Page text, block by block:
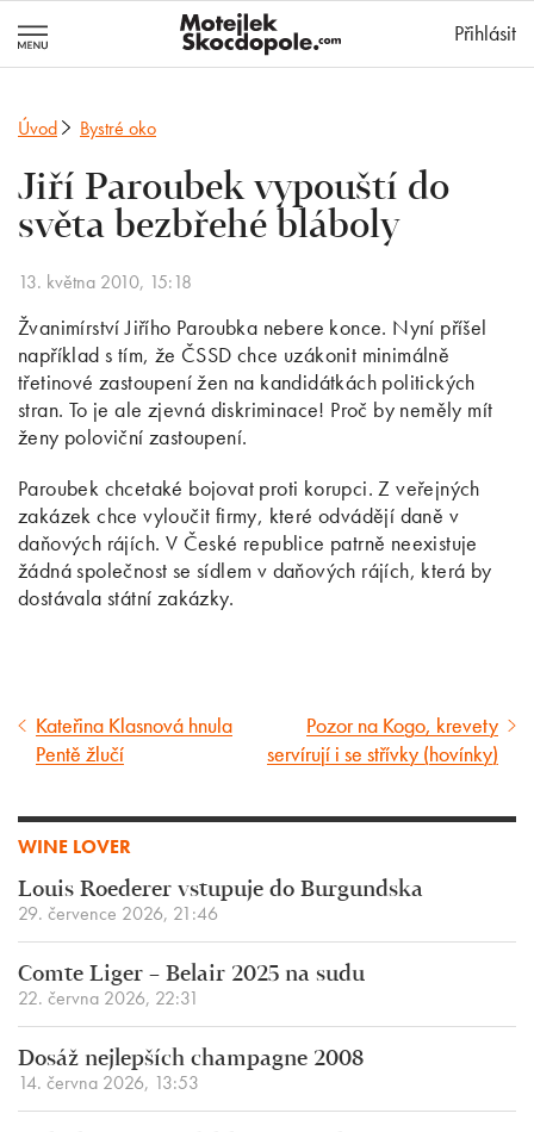
Přihlásit
Úvod Bystré oko
Jiří Paroubek vypouští do
světa bezbřehé bláboly
13. května 2010, 15:18
Žvanimírství Jiřího Paroubka nebere konce. Nyní příšel
například s tím, že ČSSD chce uzákonit minimálně
třetinové zastoupení žen na kandidátkách politických
stran. To je ale zjevná diskriminace! Proč by neměly mít
ženy poloviční zastoupení.
Paroubek chcetaké bojovat proti korupci. Z veřejných
zakázek chce vyloučit firmy, které odvádějí daně v
daňových rájích. V České republice patrně neexistuje
žádná společnost se sídlem v daňových rájích, která by
dostávala státní zakázky.
Předcházející
článek
Kateřina Klasnová hnula
Pentě žlučí
Následující
článek
Pozor na Kogo, krevety
servírují i se střívky (hovínky)
WINE LOVER
Louis Roederer vstupuje do Burgundska
29. července 2026, 21:46
Comte Liger – Belair 2025 na sudu
22. června 2026, 22:31
Dosáž nejlepších champagne 2008
14. června 2026, 13:53